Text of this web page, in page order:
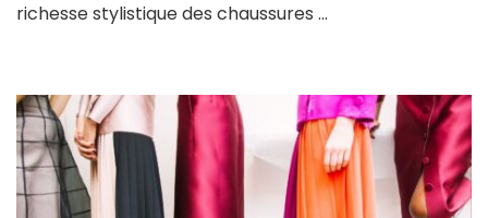
richesse stylistique des chaussures …